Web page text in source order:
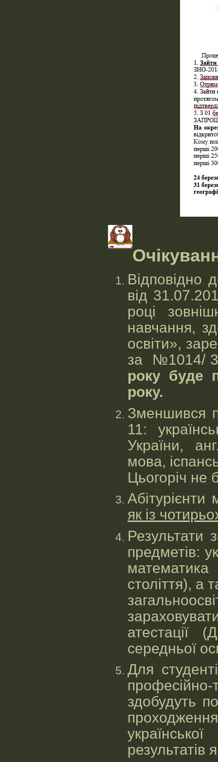
Відповідно
від
році
навчання,
освіти»,
за №1014/
року буде
року.
Зменшився
11:
України,
мова,
Цьогоріч не
як із
Результати
предметів:
математика
століття), а
атестації
середньої
Для
професійно-
здобудуть